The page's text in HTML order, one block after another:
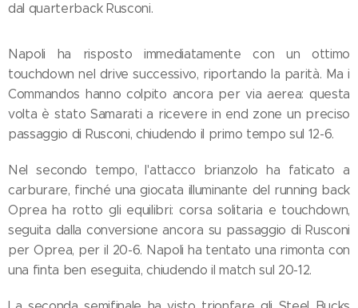
dal quarterback Rusconi.
Napoli ha risposto immediatamente con un ottimo
touchdown nel drive successivo, riportando la parità. Ma i
Commandos hanno colpito ancora per via aerea: questa
volta è stato Samarati a ricevere in end zone un preciso
passaggio di Rusconi, chiudendo il primo tempo sul 12-6.
Nel secondo tempo, l'attacco brianzolo ha faticato a
carburare, finché una giocata illuminante del running back
Oprea ha rotto gli equilibri: corsa solitaria e touchdown,
seguita dalla conversione ancora su passaggio di Rusconi
per Oprea, per il 20-6. Napoli ha tentato una rimonta con
una finta ben eseguita, chiudendo il match sul 20-12.